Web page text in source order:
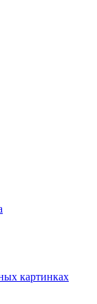
картинках